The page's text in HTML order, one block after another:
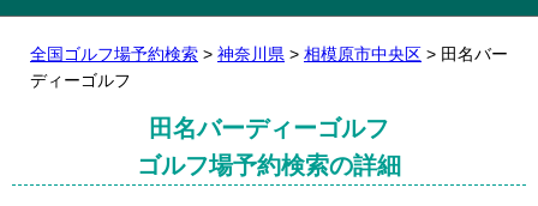
全国ゴルフ場予約検索 > 神奈川県 > 相模原市中央区 > 田名バー
ディーゴルフ
田名バーディーゴルフ
ゴルフ場予約検索の詳細